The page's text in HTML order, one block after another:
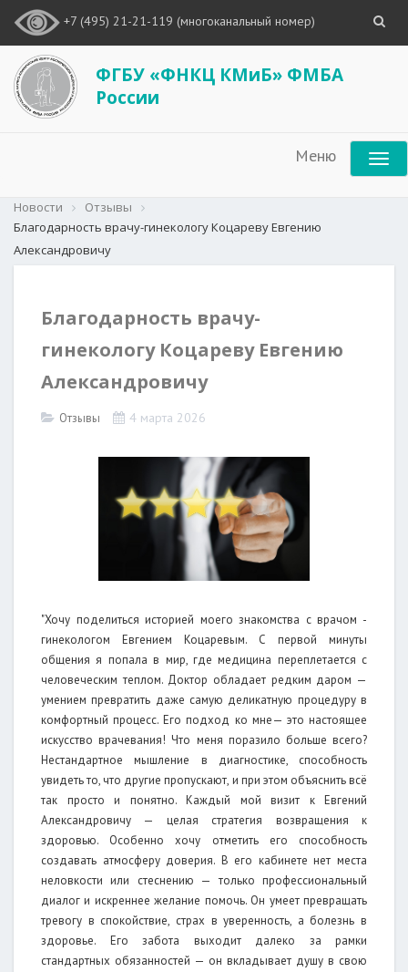
+7 (495) 21-21-119 (многоканальный номер)
ФГБУ «ФНКЦ КМиБ» ФМБА
России
Меню
Новости
Отзывы
Благодарность врачу-гинекологу Коцареву Евгению
Александровичу
Благодарность врачу-
гинекологу Коцареву Евгению
Александровичу
Отзывы 4 марта 2026
"Хочу поделиться историей моего знакомства с врачом -
гинекологом Евгением Коцаревым. С первой минуты
общения я попала в мир, где медицина переплетается с
человеческим теплом. Доктор обладает редким даром —
умением превратить даже самую деликатную процедуру в
комфортный процесс. Его подход ко мне— это настоящее
искусство врачевания! Что меня поразило больше всего?
Нестандартное мышление в диагностике, способность
увидеть то, что другие пропускают, и при этом объяснить всё
так просто и понятно. Каждый мой визит к Евгений
Александровичу — целая стратегия возвращения к
здоровью. Особенно хочу отметить его способность
создавать атмосферу доверия. В его кабинете нет места
неловкости или стеснению — только профессиональный
диалог и искреннее желание помочь. Он умеет превращать
тревогу в спокойствие, страх в уверенность, а болезнь в
здоровье. Его забота выходит далеко за рамки
стандартных обязанностей — он вкладывает душу в свою